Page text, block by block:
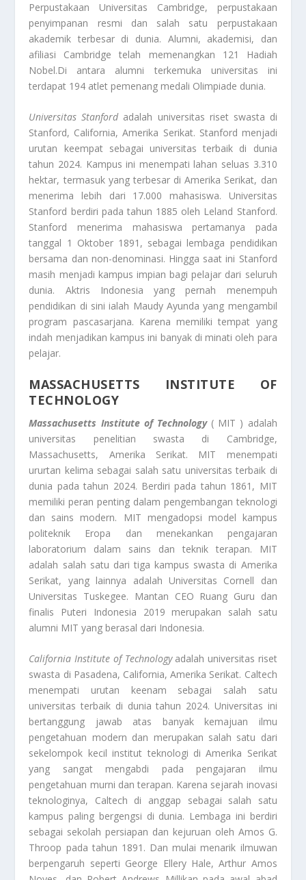
Perpustakaan Universitas Cambridge, perpustakaan
penyimpanan resmi dan salah satu perpustakaan
akademik terbesar di dunia. Alumni, akademisi, dan
afiliasi Cambridge telah memenangkan 121 Hadiah
Nobel.Di antara alumni terkemuka universitas ini
terdapat 194 atlet pemenang medali Olimpiade dunia.
Universitas Stanford adalah universitas riset swasta di
Stanford, California, Amerika Serikat. Stanford menjadi
urutan keempat sebagai universitas terbaik di dunia
tahun 2024. Kampus ini menempati lahan seluas 3.310
hektar, termasuk yang terbesar di Amerika Serikat, dan
menerima lebih dari 17.000 mahasiswa. Universitas
Stanford berdiri pada tahun 1885 oleh Leland Stanford.
Stanford menerima mahasiswa pertamanya pada
tanggal 1 Oktober 1891, sebagai lembaga pendidikan
bersama dan non-denominasi. Hingga saat ini Stanford
masih menjadi kampus impian bagi pelajar dari seluruh
dunia. Aktris Indonesia yang pernah menempuh
pendidikan di sini ialah Maudy Ayunda yang mengambil
program pascasarjana. Karena memiliki tempat yang
indah menjadikan kampus ini banyak di minati oleh para
pelajar.
MASSACHUSETTS INSTITUTE OF
TECHNOLOGY
Massachusetts Institute of Technology( MIT ) adalah
universitas penelitian swasta di Cambridge,
Massachusetts, Amerika Serikat. MIT menempati
ururtan kelima sebagai salah satu universitas terbaik di
dunia pada tahun 2024. Berdiri pada tahun 1861, MIT
memiliki peran penting dalam pengembangan teknologi
dan sains modern. MIT mengadopsi model kampus
politeknik Eropa dan menekankan pengajaran
laboratorium dalam sains dan teknik terapan. MIT
adalah salah satu dari tiga kampus swasta di Amerika
Serikat, yang lainnya adalah Universitas Cornell dan
Universitas Tuskegee. Mantan CEO Ruang Guru dan
finalis Puteri Indonesia 2019 merupakan salah satu
alumni MIT yang berasal dari Indonesia.
California Institute of Technologyadalah universitas riset
swasta di Pasadena, California, Amerika Serikat. Caltech
menempati urutan keenam sebagai salah satu
universitas terbaik di dunia tahun 2024. Universitas ini
bertanggung jawab atas banyak kemajuan ilmu
pengetahuan modern dan merupakan salah satu dari
sekelompok kecil institut teknologi di Amerika Serikat
yang sangat mengabdi pada pengajaran ilmu
pengetahuan murni dan terapan. Karena sejarah inovasi
teknologinya, Caltech di anggap sebagai salah satu
kampus paling bergengsi di dunia. Lembaga ini berdiri
sebagai sekolah persiapan dan kejuruan oleh Amos G.
Throop pada tahun 1891. Dan mulai menarik ilmuwan
berpengaruh seperti George Ellery Hale, Arthur Amos